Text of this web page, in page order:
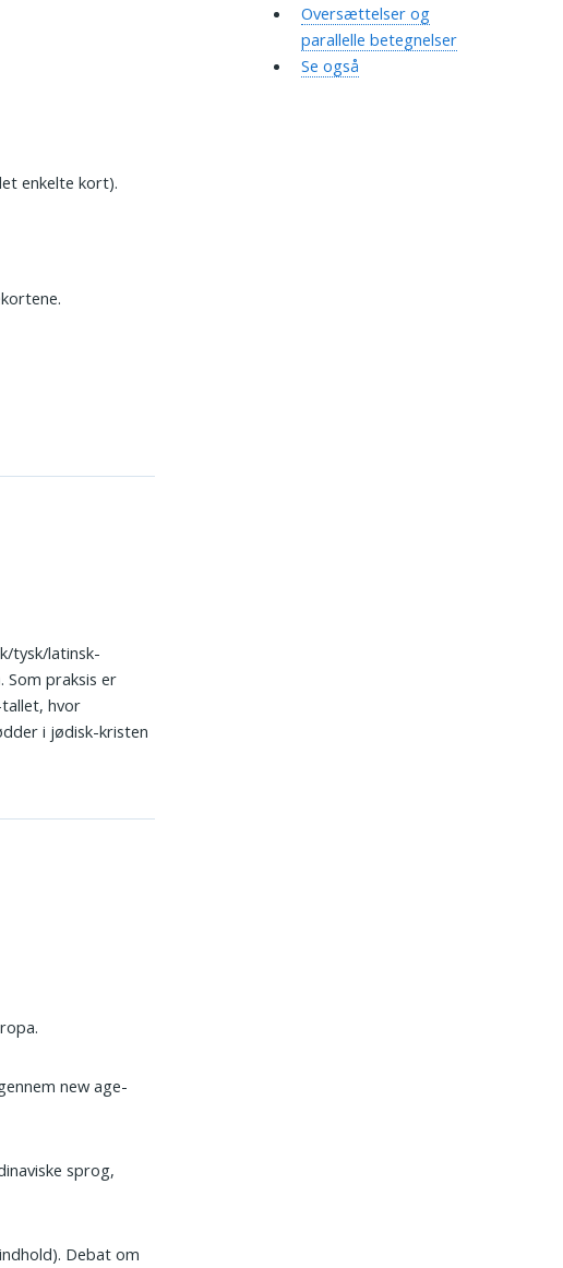
enkelte kort).
tysk/latinsk-
praksis er
hvor
i jødisk-kristen
new age-
sprog,
Debat om
Oversættelser og
parallelle betegnelser
Se også